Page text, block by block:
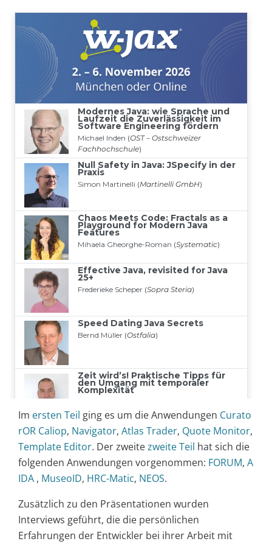
Im ersten Teil ging es um die Anwendungen Curato
rOR Caliop, Navigator, Atlas Trader, Quote Monitor,
Template Editor. Der zweitezweite Teil hat sich die
folgenden Anwendungen vorgenommen: FORUM, A
IDA , MuseoID, HRC-Matic, NEOS.
Zusätzlich zu den Präsentationen wurden
Interviews geführt, die die persönlichen
Erfahrungen der Entwickler bei ihrer Arbeit mit